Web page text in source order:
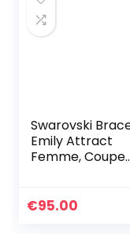
Swarovski
Emily Attract
Femme, Coupe
Blanc
€95.00